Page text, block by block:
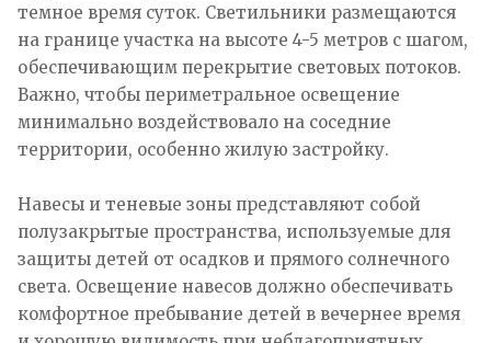
темное время суток. Светильники размещаются
на границе участка на высоте 4-5 метров с шагом,
обеспечивающим перекрытие световых потоков.
Важно, чтобы периметральное освещение
минимально воздействовало на соседние
территории, особенно жилую застройку.
Навесы и теневые зоны представляют собой
полузакрытые пространства, используемые для
защиты детей от осадков и прямого солнечного
света. Освещение навесов должно обеспечивать
комфортное пребывание детей в вечернее время